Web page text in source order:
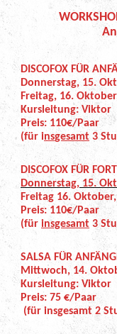
DISCOFOX FÜR
Donnerstag, 15.
Freitag, 16.
Kursleitung: Viktor
Preis: 110€/Paar
(für insgesamt 3
DISCOFOX FÜR
Donnerstag, 15.
Freitag 16.
Preis: 110€/Paar
(für insgesamt 3
SALSA FÜR
Mittwoch, 14.
Kursleitung: Viktor
Preis: 75 €/Paar
(für insgesamt 2